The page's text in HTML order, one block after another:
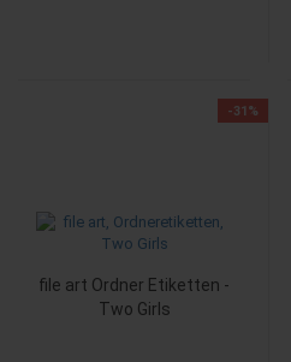
-31%
file art Ordner Etiketten -
Two Girls